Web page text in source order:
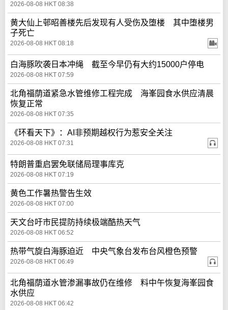
2026-08-08 HKT 08:38
黄大仙上邨昭善楼先后发现有人受伤及堕楼 其中堕楼男
子死亡
2026-08-08 HKT 08:18
白海豚吹袭日本冲绳 截至今早仍有大约15000户停电
2026-08-08 HKT 07:59
北角福荫道紧急水管维修工程完成 海峯园食水供应清晨
恢复正常
2026-08-08 HKT 07:35
《环看天下》：AI非预期越权行为惹安全关注
2026-08-08 HKT 07:31
特朗普重启罢免联储局理事库克
2026-08-08 HKT 07:19
黄色工作暑热警告生效
2026-08-08 HKT 07:00
天文台吁市民提防持续极端酷热天气
2026-08-08 HKT 06:52
热带气旋白海豚迫近 中央气象台发布台风橙色预警
2026-08-08 HKT 06:49
北角福荫道水管渗漏事故仍在维修 料中午恢复海峯园食
水供应
2026-08-08 HKT 06:42